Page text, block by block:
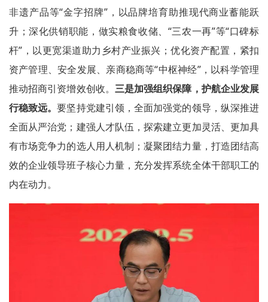
非遗产品等“金字招牌”，以品牌培育助推现代商业蓄能跃
升；深化供销职能，做实粮食收储、“三农一再”等“口碑标
杆”，以更宽渠道助力乡村产业振兴；优化资产配置，紧扣
资产管理、安全发展、亲商稳商等“中枢神经”，以科学管理
推动招商引资增效创收。 三是加强组织保障，护航企业发展
行稳致远。要坚持党建引领，全面加强党的领导，纵深推进
全面从严治党；建强人才队伍，探索建立更加灵活、更加具
有市场竞争力的选人用人机制；凝聚团结力量，打造团结高
效的企业领导班子核心力量，充分发挥系统全体干部职工的
内在动力。